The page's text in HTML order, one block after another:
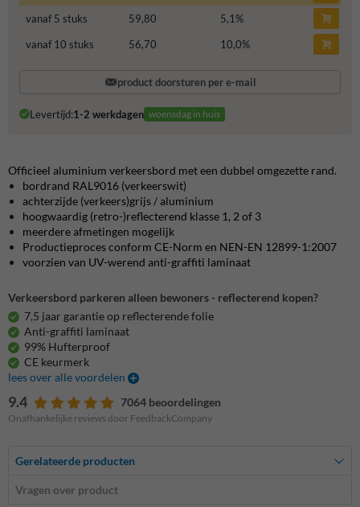
vanaf 5 stuks
59,80 5,1%
vanaf 10 stuks
56,70 10,0%
product doorsturen per e-mail
Levertijd:1-2 werkdagen woensdag in huis
Officieel aluminium verkeersbord met een dubbel omgezette rand.
bordrand RAL9016 (verkeerswit)
achterzijde (verkeers)grijs / aluminium
hoogwaardig (retro-)reflecterend klasse 1, 2 of 3
meerdere afmetingen mogelijk
Productieproces conform CE-Norm en NEN-EN 12899-1:2007
voorzien van UV-werend anti-graffiti laminaat
Verkeersbord parkeren alleen bewoners - reflecterend kopen?
7,5 jaar garantie op reflecterende folie
Anti-graffiti laminaat
99% Hufterproof
CE keurmerk
lees over alle voordelen
9.4 7064 beoordelingen
Onafhankelijke reviews door FeedbackCompany
Gerelateerde producten
Vragen over product